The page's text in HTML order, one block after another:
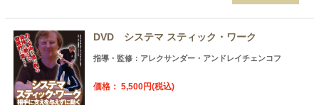
DVD システマ スティック・ワーク
指導・監修：アレクサンダー・アンドレイチェンコフ
価格： 5,500円(税込)